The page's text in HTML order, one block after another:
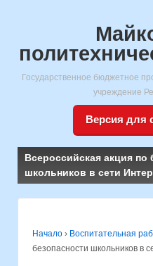
Государственное бюджетное
учреждение
Версия для
Всероссийская акция по
школьников в сети
Начало › Воспитательная
безопасности школьников в